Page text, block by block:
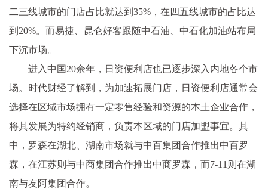
二三线城市的门店占比就达到35%，在四五线城市的占比达
到20%。而易捷、昆仑好客跟随中石油、中石化加油站布局
下沉市场。
进入中国20余年，日资便利店也已逐步深入内地各个市
场。时代财经了解到，为加速拓展门店，日资便利店通常会
选择在区域市场拥有一定零售经验和资源的本土企业合作，
将其发展为特约经销商，负责本区域的门店加盟事宜。其
中，罗森在湖北、湖南市场就与中百集团合作推出中百罗
森，在江苏则与中商集团合作推出中商罗森，而7-11则在湖
南与友阿集团合作。